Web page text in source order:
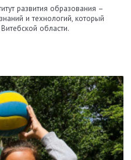
развития образования –
и технологий, который
области.